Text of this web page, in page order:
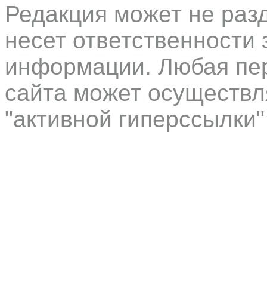
Редакция может не
несет
информации. Любая
сайта может
"активной